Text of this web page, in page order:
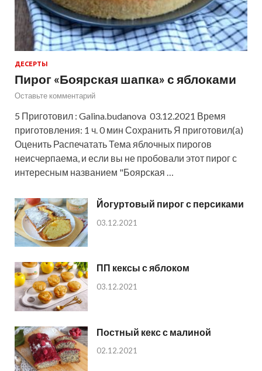
ДЕСЕРТЫ
Пирог «Боярская шапка» с яблоками
Оставьте комментарий
5 Приготовил : Galina.budanova 03.12.2021 Время
приготовления: 1 ч. 0 мин Сохранить Я приготовил(а)
Оценить Распечатать Тема яблочных пирогов
неисчерпаема, и если вы не пробовали этот пирог с
интересным названием "Боярская …
Йогуртовый пирог с персиками
03.12.2021
ПП кексы с яблоком
03.12.2021
Постный кекс с малиной
02.12.2021